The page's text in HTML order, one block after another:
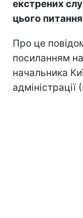
екстрених
цього
Про це
посиланням на
начальника